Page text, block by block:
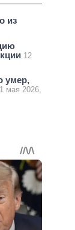
из
12
умер,
1 мая 2026,